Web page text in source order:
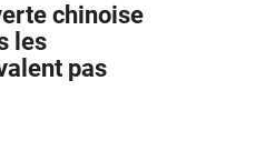
chinoise
les
pas